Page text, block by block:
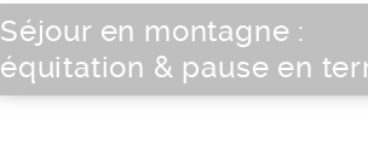
Séjour en montagne :
équitation & pause en